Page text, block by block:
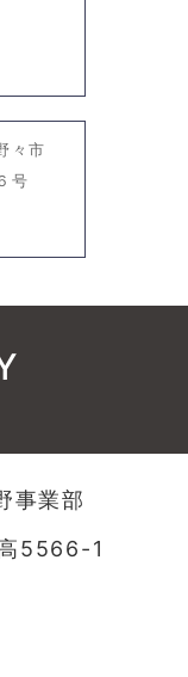
々市
号
事業部
5566-1